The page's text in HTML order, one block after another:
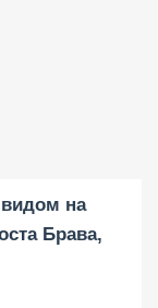
на
Брава,